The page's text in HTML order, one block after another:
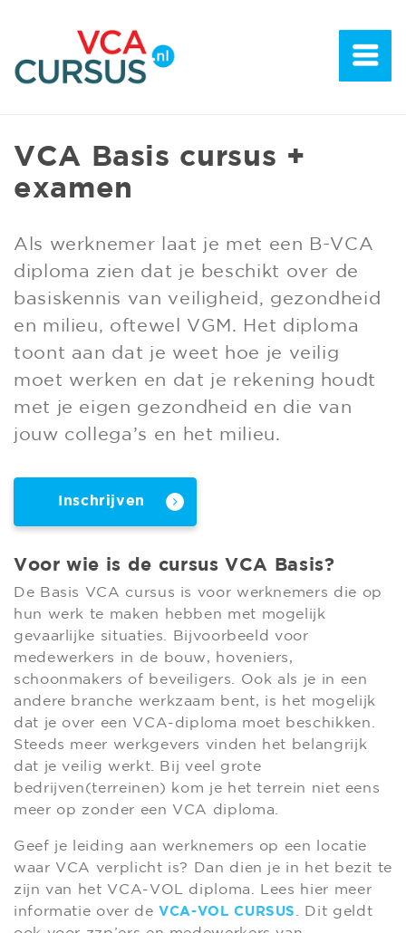
VCA Basis cursus +
examen
Als werknemer laat je met een B-VCA
diploma zien dat je beschikt over de
basiskennis van veiligheid, gezondheid
en milieu, oftewel VGM. Het diploma
toont aan dat je weet hoe je veilig
moet werken en dat je rekening houdt
met je eigen gezondheid en die van
jouw collega’s en het milieu.
Inschrijven
Voor wie is de cursus VCA Basis?
De Basis VCA cursus is voor werknemers die op
hun werk te maken hebben met mogelijk
gevaarlijke situaties. Bijvoorbeeld voor
medewerkers in de bouw, hoveniers,
schoonmakers of beveiligers. Ook als je in een
andere branche werkzaam bent, is het mogelijk
dat je over een VCA-diploma moet beschikken.
Steeds meer werkgevers vinden het belangrijk
dat je veilig werkt. Bij veel grote
bedrijven(terreinen) kom je het terrein niet eens
meer op zonder een VCA diploma.
Geef je leiding aan werknemers op een locatie
waar VCA verplicht is? Dan dien je in het bezit te
zijn van het VCA-VOL diploma. Lees hier meer
informatie over de VCA-VOL CURSUS . Dit geldt